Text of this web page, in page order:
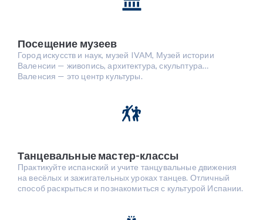
Посещение музеев
Город искусств и наук, музей IVAM, Музей истории
Валенсии — живопись, архитектура, скульптура…
Валенсия — это центр культуры.
Танцевальные мастер-классы
Практикуйте испанский и учите танцувальные движения
на весёлых и зажигательных уроках танцев. Отличный
способ раскрыться и познакомиться с культурой Испании.